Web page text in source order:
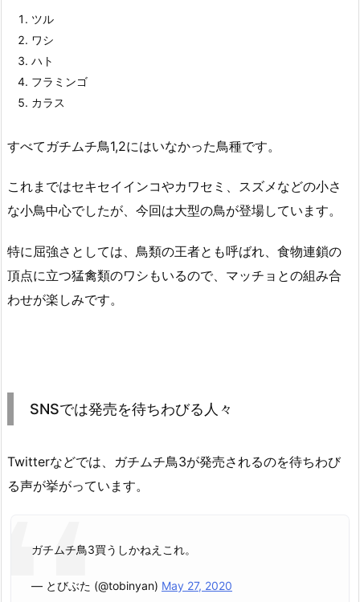
ツル
ワシ
ハト
フラミンゴ
カラス
すべてガチムチ鳥1,2にはいなかった鳥種です。
これまではセキセイインコやカワセミ、スズメなどの小さ
な小鳥中心でしたが、今回は大型の鳥が登場しています。
特に屈強さとしては、鳥類の王者とも呼ばれ、食物連鎖の
頂点に立つ猛禽類のワシもいるので、マッチョとの組み合
わせが楽しみです。
SNSでは発売を待ちわびる人々
Twitterなどでは、ガチムチ鳥3が発売されるのを待ちわび
る声が挙がっています。
ガチムチ鳥3買うしかねえこれ。
— とびぶた (@tobinyan) May 27, 2020